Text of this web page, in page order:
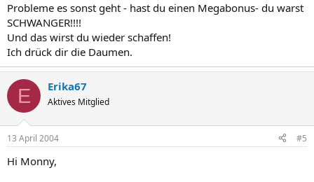
Probleme es sonst geht - hast du einen Megabonus- du warst
SCHWANGER!!!!
Und das wirst du wieder schaffen!
Ich drück dir die Daumen.
E Erika67
Aktives Mitglied
13 April 2004 #5
Hi Monny,